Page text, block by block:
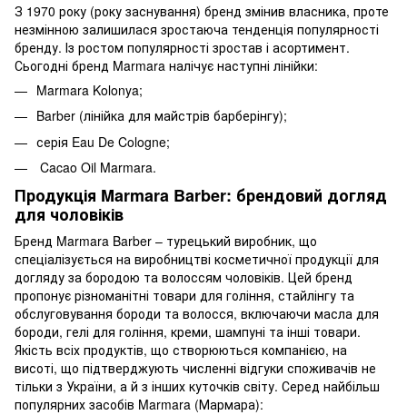
З 1970 року (року заснування) бренд змінив власника, проте
незмінною залишилася зростаюча тенденція популярності
бренду. Із ростом популярності зростав і асортимент.
Сьогодні бренд Marmara налічує наступні лінійки:
Marmara Kolonya;
Barber (лінійка для майстрів барберінгу);
серія Eau De Cologne;
Cacao Oil Marmara.
Продукція Marmara Barber: брендовий догляд
для чоловіків
Бренд Marmara Barber – турецький виробник, що
спеціалізується на виробництві косметичної продукції для
догляду за бородою та волоссям чоловіків. Цей бренд
пропонує різноманітні товари для гоління, стайлінгу та
обслуговування бороди та волосся, включаючи масла для
бороди, гелі для гоління, креми, шампуні та інші товари.
Якість всіх продуктів, що створюються компанією, на
висоті, що підтверджують численні відгуки споживачів не
тільки з України, а й з інших куточків світу. Серед найбільш
популярних засобів Marmara (Мармара):